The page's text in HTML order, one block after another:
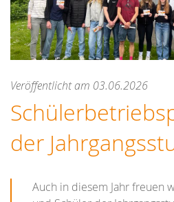
Veröffentlicht am 03.06.2026
der
Auch in diesem Jahr freuen